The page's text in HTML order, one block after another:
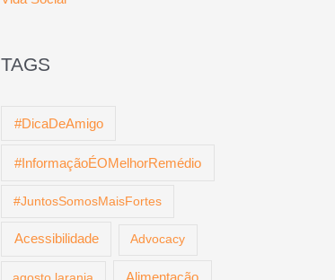
TAGS
#DicaDeAmigo
#InformaçãoÉOMelhorRemédio
#JuntosSomosMaisFortes
Acessibilidade Advocacy